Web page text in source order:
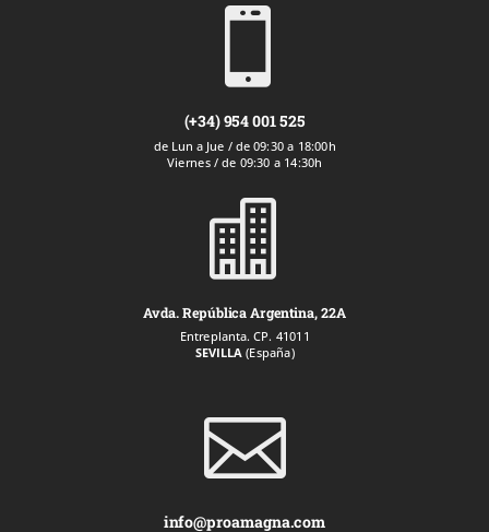

(+34) 954 001 525
de Lun a Jue / de 09:30 a 18:00h
Viernes / de 09:30 a 14:30h

Avda. República Argentina, 22A
Entreplanta. CP. 41011
SEVILLA (España)

info@proamagna.com